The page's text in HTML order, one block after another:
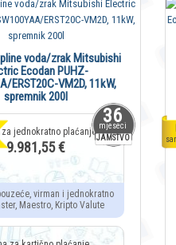
36
mjeseci
JAMSTVO
voda/zrak Mitsubishi
Ecodan PUHZ-
ERST20C-VM2D, 11kW,
spremnik 200l
9.981,55 €
virman i jednokratno
Maestro, Kripto Valute